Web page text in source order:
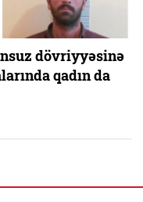
dövriyyəsinə
qadın da